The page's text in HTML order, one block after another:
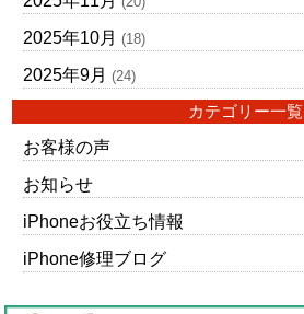
2025年10月 (18)
2025年9月 (24)
カテゴリー一覧
お客様の声
お知らせ
iPhoneお役立ち情報
iPhone修理ブログ